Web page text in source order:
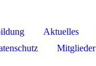
Aktuelles
Mitglieder